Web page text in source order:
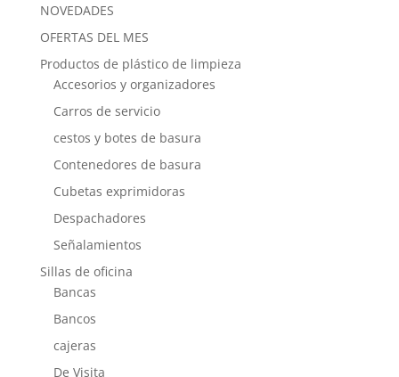
NOVEDADES
OFERTAS DEL MES
Productos de plástico de limpieza
Accesorios y organizadores
Carros de servicio
cestos y botes de basura
Contenedores de basura
Cubetas exprimidoras
Despachadores
Señalamientos
Sillas de oficina
Bancas
Bancos
cajeras
De Visita